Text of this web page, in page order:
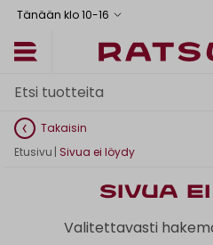
Tänään klo 10-16
Takaisin
Etusivu | Sivua ei löydy
Sivua
Valitettavasti